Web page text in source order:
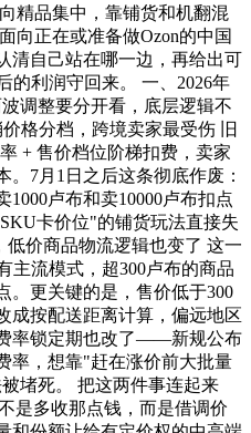
精品集中，靠铺货和机翻混
向正在或准备做Ozon的中国
清自己站在哪一边，再给出可
的利润守回来。 一、2026年
调整要分开看，底层逻辑不
格分档，跨境卖家最受伤 旧
+ 售价档位阶梯扣费，卖家
7月1日之后这条彻底作废：
卢布和卖10000卢布扣点
卡价位"的铺货玩法直接失
低价商品物流逻辑也变了 这一
主流模式，超300卢布的商品
。更关键的是，售价低于300
成按配送距离计算，偏远地区
率锁定期也改了——新规公布
率，想靠"赶在涨价前大批量
堵死。 把这两件事连起来
是多收那点钱，而是借调价